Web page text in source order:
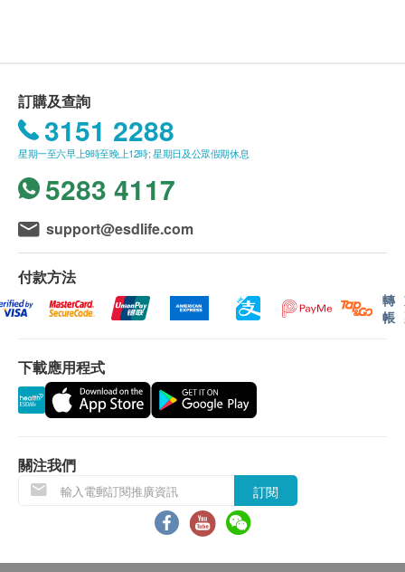
統起了重要作用。其成份絕對安全可靠，並無副作
用。每天服用可以改善呼吸道健康及加強抵抗疾病的
能力，特別適合鼻部容易出現敏感及煙酒過多之人士
服用。
服用方法
每日2次，每次1粒
蜂膠精華
購買 永明製藥 產品總額滿HK$500，即可享本地
免費送貨服務。賬單總額未滿HK$500需附加
HK$30運費。
我們將於確定訂單後3-5個工作天內安排發貨。
不排除運送時間會因節日而有所影響。當八號烈風
訊號懸掛或黑色暴雨警告生效時，送貨服務時間將
會延遲。
所有訂單須視乎相關貨品的供應情況再作最後確
認。倘若健康網購health.ESDlife未能提供任何訂
單上的貨品，健康網購health.ESDlife有權拒絕接
客再作安排。
退換條款：
有損毀情況，一經確認簽收，恕不接受退換。
退換產品必須包裝完整，如退換之產品有任何殘缺
或過期退回，供應商有權不受理。
如有其他損壞或遺漏查詢，顧客必須保留有效收據
訂購及查詢
3151 2288
星期一至六早上9時至晚上12時; 星期日及公眾假期休息
5283 4117
support@esdlife.com
付款方法
轉
帳
下載應用程式
關注我們
訂閱